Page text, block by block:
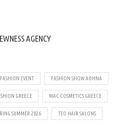
AGENCY
FASHION EVENT FASHION SHOW ΑΘΉΝΑ
GREECE MAC COSMETICS GREECE
SUMMER 2026 TEO HAIR SALONS